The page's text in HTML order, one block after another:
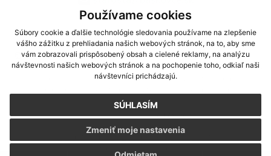
Používame cookies
Súbory cookie a ďalšie technológie sledovania používame na zlepšenie
vášho zážitku z prehliadania našich webových stránok, na to, aby sme
vám zobrazovali prispôsobený obsah a cielené reklamy, na analýzu
návštevnosti našich webových stránok a na pochopenie toho, odkiaľ naši
návštevníci prichádzajú.
SÚHLASÍM
Zmeniť moje nastavenia
využite možnosť získavania aktuálnych informácií s využitím RSS
CMS systém (redakčný) systém ECHELON 2,Mapa stránok,web portál
webex.digital, s.r.o.,domény,registrácia domény
Posledná aktualizácia:04.08.2026
Vytlačiť stránku|Vyhlásenie o prístupnosti